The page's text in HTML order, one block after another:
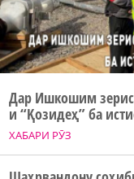
ХАБАРИ РӮЗ
Дар Ишкошим
и “Қозидеҳ” ба